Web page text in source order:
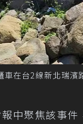
車在台2線新北瑞
中聚焦該事